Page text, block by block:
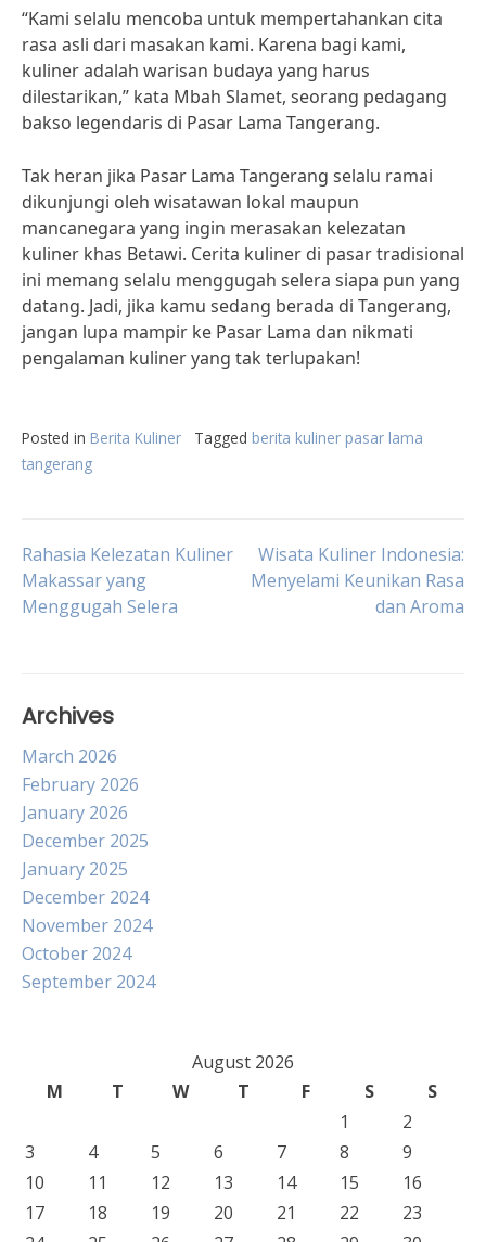
“Kami selalu mencoba untuk mempertahankan cita
rasa asli dari masakan kami. Karena bagi kami,
kuliner adalah warisan budaya yang harus
dilestarikan,” kata Mbah Slamet, seorang pedagang
bakso legendaris di Pasar Lama Tangerang.
Tak heran jika Pasar Lama Tangerang selalu ramai
dikunjungi oleh wisatawan lokal maupun
mancanegara yang ingin merasakan kelezatan
kuliner khas Betawi. Cerita kuliner di pasar tradisional
ini memang selalu menggugah selera siapa pun yang
datang. Jadi, jika kamu sedang berada di Tangerang,
jangan lupa mampir ke Pasar Lama dan nikmati
pengalaman kuliner yang tak terlupakan!
Posted in Berita Kuliner Tagged berita kuliner pasar lama
tangerang
Post
navigation
Rahasia Kelezatan Kuliner
Makassar yang
Menggugah Selera
Wisata Kuliner Indonesia:
Menyelami Keunikan Rasa
dan Aroma
Archives
March 2026
February 2026
January 2026
December 2025
January 2025
December 2024
November 2024
October 2024
September 2024
August 2026
M
T W T F S
S
1
2
3
4 5 6 7 8
9
10
11 12 13 14 15
16
17
18 19 20 21 22
23